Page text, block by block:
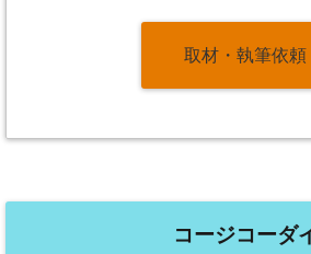
取材・執筆依頼
コージコーダ